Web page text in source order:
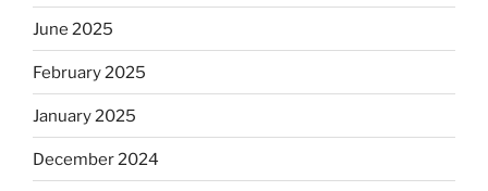
June 2025
February 2025
January 2025
December 2024